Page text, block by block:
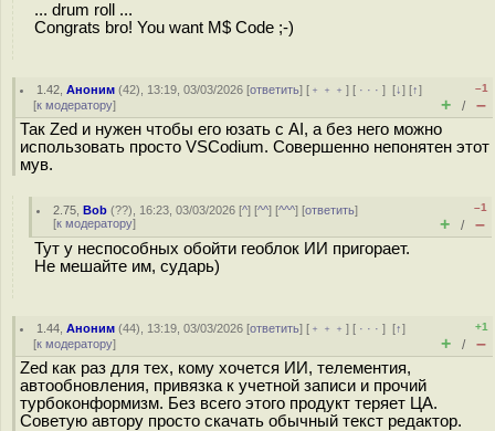
... drum roll ...
Congrats bro! You want M$ Code ;-)
1.42 ,Аноним (42), 13:19, 03/03/2026 [ответить] [ ﹢﹢﹢] [ · · ·][↓] [↑]
[к модератору]
–1
+ / –
Так Zed и нужен чтобы его юзать с AI, а без него можно
использовать просто VSCodium. Совершенно непонятен этот
мув.
2.75 ,Bob (??), 16:23, 03/03/2026 [^] [^^] [^^^] [ответить]
[к модератору]
–1
+ / –
Тут у неспособных обойти геоблок ИИ пригорает.
Не мешайте им, сударь)
1.44 ,Аноним (44), 13:19, 03/03/2026 [ответить] [ ﹢﹢﹢] [ · · ·][↑]
[к модератору]
+1
+ / –
Zed как раз для тех, кому хочется ИИ, телементия,
автообновления, привязка к учетной записи и прочий
турбоконформизм. Без всего этого продукт теряет ЦА.
Советую автору просто скачать обычный текст редактор.